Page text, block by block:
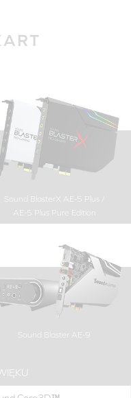
Sound BlasterX AE-5 Plus /
AE-5 Plus Pure Edition
Sound Blaster AE-9